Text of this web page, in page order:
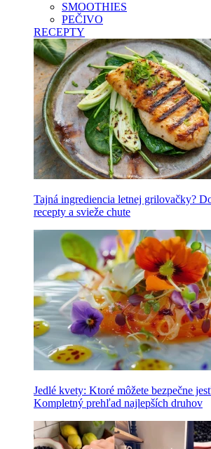
SMOOTHIES
PEČIVO
RECEPTY
Tajná ingrediencia letnej grilovačky?
recepty a svieže chute
Jedlé kvety: Ktoré môžete bezpečne
Kompletný prehľad najlepších druhov